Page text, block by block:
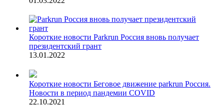
Короткие новости Parkrun Россия вновь получает
президентский грант
13.01.2022
Короткие новости Беговое движение parkrun Россия.
Новости в период пандемии COVID
22.10.2021